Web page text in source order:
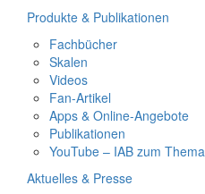
Produkte & Publikationen
Fachbücher
Skalen
Videos
Fan-Artikel
Apps & Online-Angebote
Publikationen
YouTube – IAB zum Thema
Aktuelles & Presse